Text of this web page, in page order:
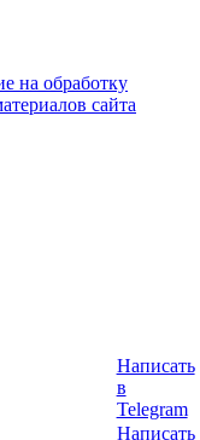
Написать
в
Telegram
Написать
на обработку
сайта